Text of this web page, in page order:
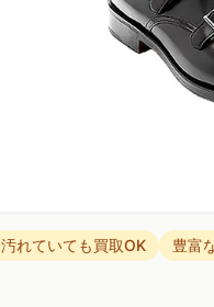
汚れていても買取OK 豊富